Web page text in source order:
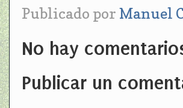
Publicado por Manuel
No hay
Publicar un